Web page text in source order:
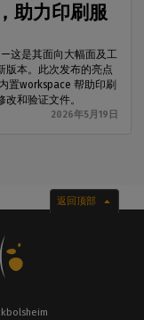
助力印刷服
这是其面向大幅面及工
版本。此次发布的亮点
置workspace 帮助印刷
改和验证文件。
2026年5月19日
返回顶部